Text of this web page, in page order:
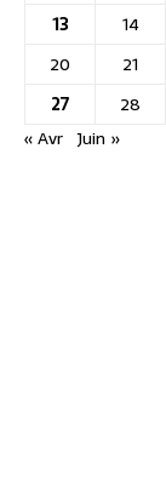
13
14
20
21
27
28
« Avr Juin »